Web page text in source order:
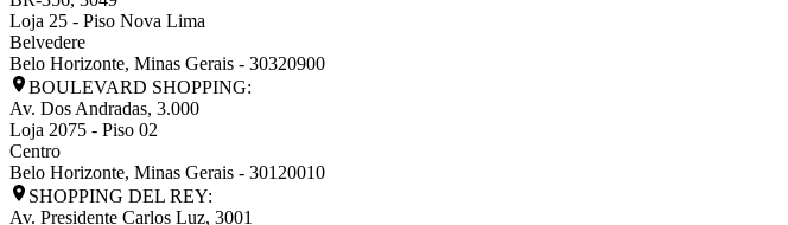
Loja 25 - Piso Nova Lima
Belvedere
Belo Horizonte, Minas Gerais - 30320900
BOULEVARD SHOPPING:
Av. Dos Andradas, 3.000
Loja 2075 - Piso 02
Centro
Belo Horizonte, Minas Gerais - 30120010
SHOPPING DEL REY:
Av. Presidente Carlos Luz, 3001